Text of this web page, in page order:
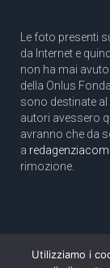
Le foto presenti
da Internet e
non ha mai
della Onlus
sono destinate
autori avessero
avranno che da
a
rimozione.
Copyright 2003
Utilizziamo i